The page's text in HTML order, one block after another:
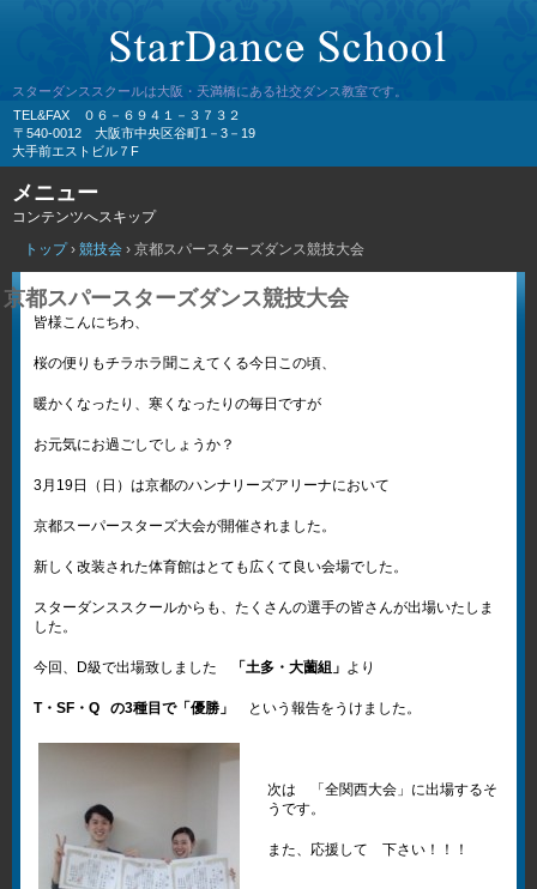
スターダンススクールは大阪・天満橋にある社交ダンス教室です。
TEL&FAX ０６－６９４１－３７３２
〒540-0012 大阪市中央区谷町1－3－19
大手前エストビル７F
メニュー
コンテンツへスキップ
トップ › 競技会 › 京都スパースターズダンス競技大会
京都スパースターズダンス競技大会
皆様こんにちわ、
桜の便りもチラホラ聞こえてくる今日この頃、
暖かくなったり、寒くなったりの毎日ですが
お元気にお過ごしでしょうか？
3月19日（日）は京都のハンナリーズアリーナにおいて
京都スーパースターズ大会が開催されました。
新しく改装された体育館はとても広くて良い会場でした。
スターダンススクールからも、たくさんの選手の皆さんが出場いたしま
した。
今回、D級で出場致しました 「土多・大薗組」 より
T・SF・Q の3種目で「優勝」 という報告をうけました。
次は 「全関西大会」に出場するそ
うです。
また、応援して 下さい！！！